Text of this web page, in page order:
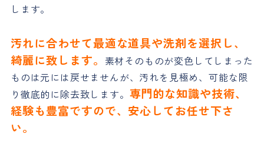
します。
汚れに合わせて最適な道具や洗剤を選択し、
綺麗に致します。 素材そのものが変色してしまった
ものは元には戻せませんが、汚れを見極め、可能な限
り徹底的に除去致します。 専門的な知識や技術、
経験も豊富ですので、安心してお任せ下さ
い。